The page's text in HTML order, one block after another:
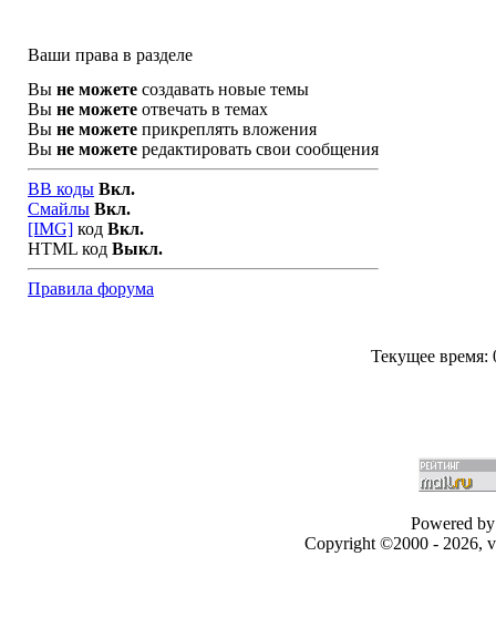
Ваши права в разделе
Вы не можете создавать новые темы
Вы не можете отвечать в темах
Вы не можете прикреплять вложения
Вы не можете редактировать свои сообщения
BB коды Вкл.
Смайлы Вкл.
[IMG] код Вкл.
HTML код Выкл.
Правила форума
Текущее время:
Powered
Copyright ©2000 - 2026,